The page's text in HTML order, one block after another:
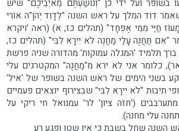
בשופר ועל ידי כן "וְנוֹשַׁעְתֶּם מֵאֹיְבֵיכֶם" שיש
דוד המלך על ראש השנה "לְדָוִד יְהֹוָ"ה אוֹרִי
חַיַּי מִמִּי אֶפְחָד" (תהלים כז, א) (ראה 'ויקרא
"אִם תַּחֲנֶה עָלַי מַחֲנֶה לֹא יִירָא לִבִּי" (תהלים כז,
ברך תלמיד 'המגלה עמוקות' מהדורה שניה פרשת
כלומר אני לא ירא מ"מַחֲנֶה" המקטרגים עלי
בשני הימים של ראש השנה בשופר של 'איל'
תיבות "לֹא יִירָא לִבִּי" שבצירוף יוצאים פעמיים
('חזה ציון' לר' עמנואל חי ריקי על
עלי מחנה).
השנה שחל בשבת כי אין שטן ופגע רע